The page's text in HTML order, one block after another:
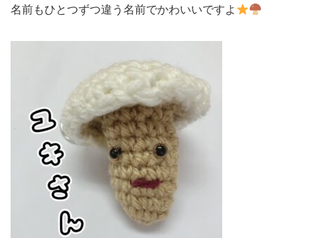
名前もひとつずつ違う名前でかわいいですよ